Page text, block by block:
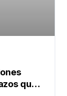
que